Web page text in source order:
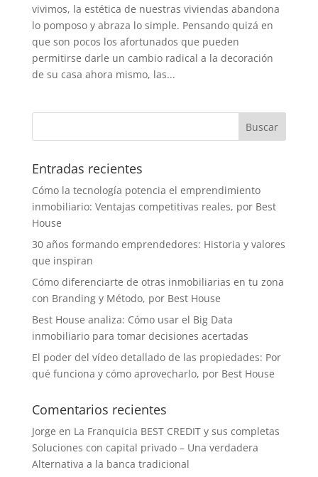
vivimos, la estética de nuestras viviendas abandona
lo pomposo y abraza lo simple. Pensando quizá en
que son pocos los afortunados que pueden
permitirse darle un cambio radical a la decoración
de su casa ahora mismo, las...
Entradas recientes
Cómo la tecnología potencia el emprendimiento
inmobiliario: Ventajas competitivas reales, por Best
House
30 años formando emprendedores: Historia y valores
que inspiran
Cómo diferenciarte de otras inmobiliarias en tu zona
con Branding y Método, por Best House
Best House analiza: Cómo usar el Big Data
inmobiliario para tomar decisiones acertadas
El poder del vídeo detallado de las propiedades: Por
qué funciona y cómo aprovecharlo, por Best House
Comentarios recientes
Jorge en La Franquicia BEST CREDIT y sus completas
Soluciones con capital privado – Una verdadera
Alternativa a la banca tradicional